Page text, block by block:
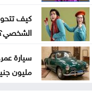
كيف
مليون